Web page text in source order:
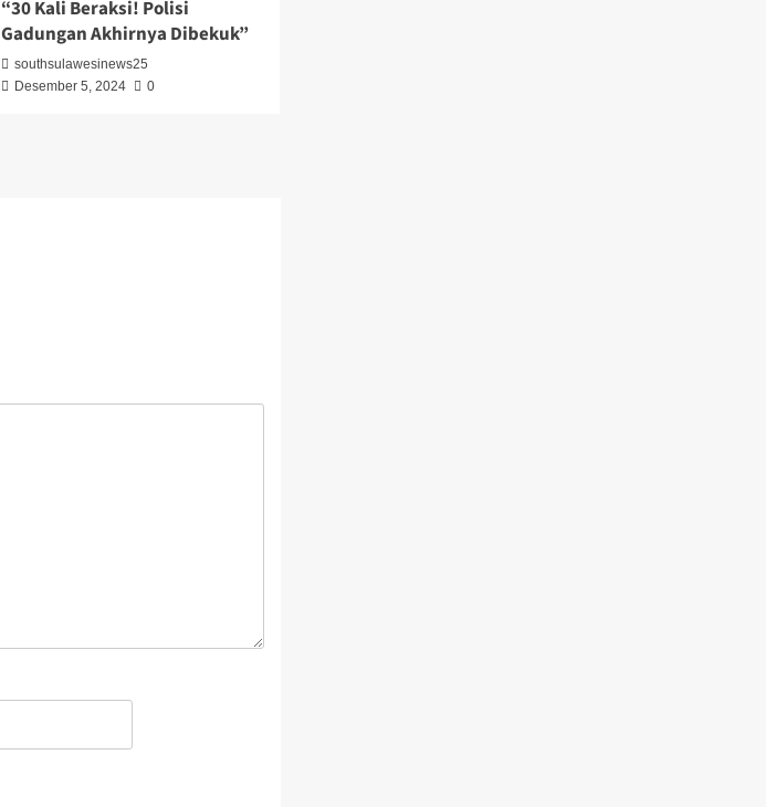
“30 Kali Beraksi! Polisi
Gadungan Akhirnya Dibekuk”
southsulawesinews25
Desember 5, 2024
0